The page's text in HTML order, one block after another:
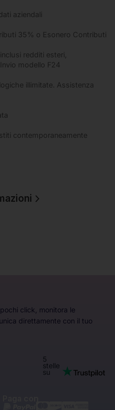
aziendali
35% o Esonero Contributi
redditi esteri,
modello F24
illimitate. Assistenza
contemporaneamente
click, monitora le
direttamente con il tuo
5
stelle
su